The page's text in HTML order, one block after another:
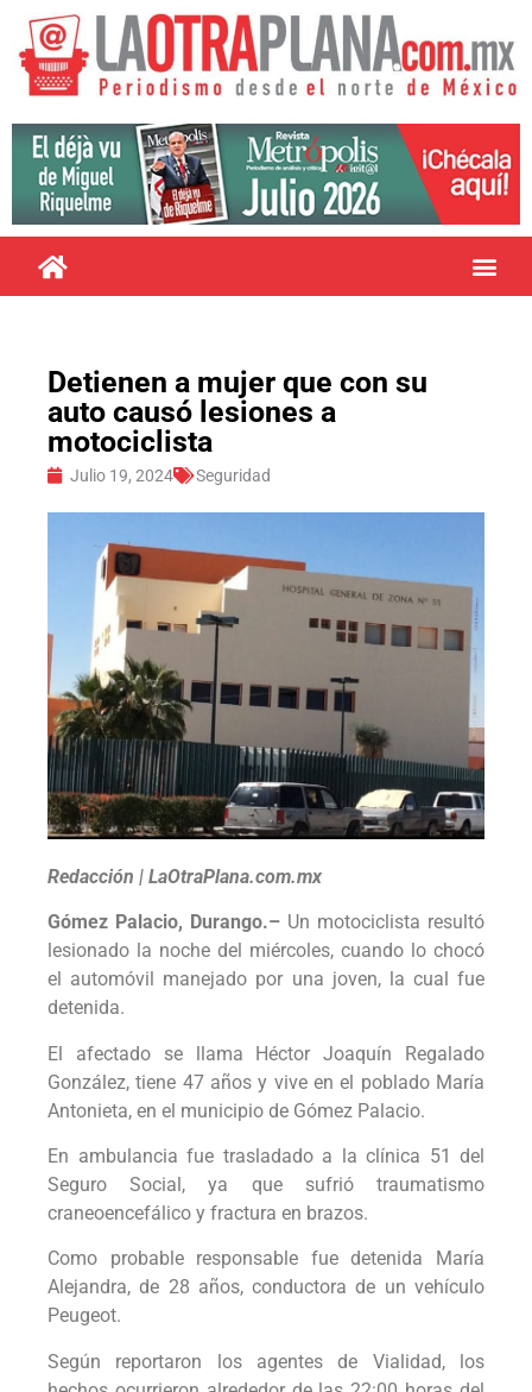
Detienen a mujer que con su
auto causó lesiones a
motociclista
Julio 19, 2024 Seguridad
Redacción | LaOtraPlana.com.mx
Gómez Palacio, Durango.– Un motociclista resultó
lesionado la noche del miércoles, cuando lo chocó
el automóvil manejado por una joven, la cual fue
detenida.
El afectado se llama Héctor Joaquín Regalado
González, tiene 47 años y vive en el poblado María
Antonieta, en el municipio de Gómez Palacio.
En ambulancia fue trasladado a la clínica 51 del
Seguro Social, ya que sufrió traumatismo
craneoencefálico y fractura en brazos.
Como probable responsable fue detenida María
Alejandra, de 28 años, conductora de un vehículo
Peugeot.
Según reportaron los agentes de Vialidad, los